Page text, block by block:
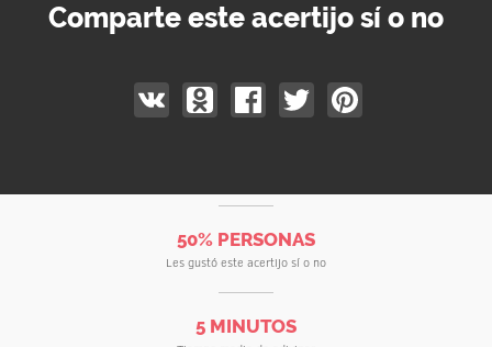
Comparte este acertijo sí o no
50% PERSONAS
Les gustó este acertijo sí o no
5 MINUTOS